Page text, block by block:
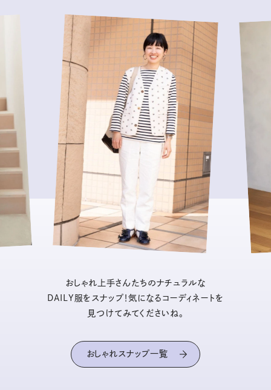
おしゃれ上手さんたちのナチュラルな
DAILY服をスナップ！気になるコーディネートを
見つけてみてくださいね。
おしゃれスナップ一覧